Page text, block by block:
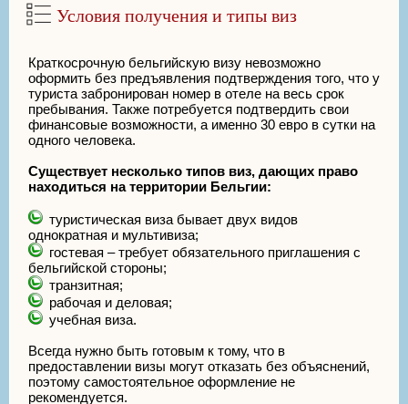
Условия получения и типы виз
Краткосрочную бельгийскую визу невозможно
оформить без предъявления подтверждения того, что у
туриста забронирован номер в отеле на весь срок
пребывания. Также потребуется подтвердить свои
финансовые возможности, а именно 30 евро в сутки на
одного человека.
Существует несколько типов виз, дающих право
находиться на территории Бельгии:
туристическая виза бывает двух видов
однократная и мультивиза;
гостевая – требует обязательного приглашения с
бельгийской стороны;
транзитная;
рабочая и деловая;
учебная виза.
Всегда нужно быть готовым к тому, что в
предоставлении визы могут отказать без объяснений,
поэтому самостоятельное оформление не
рекомендуется.